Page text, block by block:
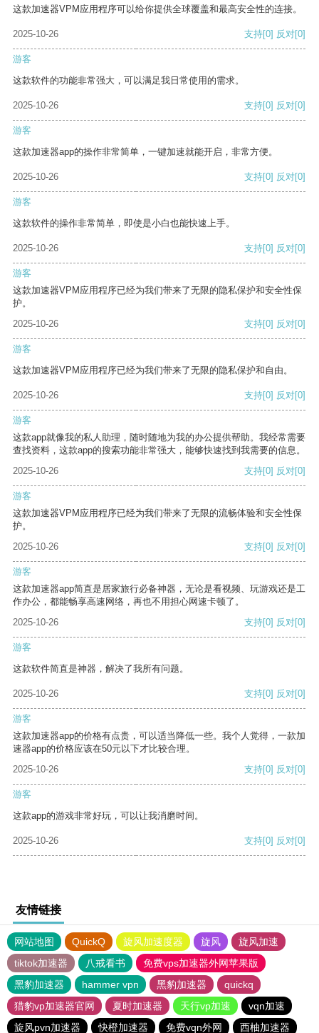
这款加速器VPM应用程序可以给你提供全球覆盖和最高安全性的连接。
2025-10-26 支持[0] 反对[0]
游客
这款软件的功能非常强大，可以满足我日常使用的需求。
2025-10-26 支持[0] 反对[0]
游客
这款加速器app的操作非常简单，一键加速就能开启，非常方便。
2025-10-26 支持[0] 反对[0]
游客
这款软件的操作非常简单，即使是小白也能快速上手。
2025-10-26 支持[0] 反对[0]
游客
这款加速器VPM应用程序已经为我们带来了无限的隐私保护和安全性保
护。
2025-10-26
支持[0] 反对[0]
游客
这款加速器VPM应用程序已经为我们带来了无限的隐私保护和自由。
2025-10-26 支持[0] 反对[0]
游客
这款app就像我的私人助理，随时随地为我的办公提供帮助。我经常需要
查找资料，这款app的搜索功能非常强大，能够快速找到我需要的信息。
2025-10-26
支持[0] 反对[0]
游客
这款加速器VPM应用程序已经为我们带来了无限的流畅体验和安全性保
护。
2025-10-26
支持[0] 反对[0]
游客
这款加速器app简直是居家旅行必备神器，无论是看视频、玩游戏还是工
作办公，都能畅享高速网络，再也不用担心网速卡顿了。
2025-10-26
支持[0] 反对[0]
游客
这款软件简直是神器，解决了我所有问题。
2025-10-26 支持[0] 反对[0]
游客
这款加速器app的价格有点贵，可以适当降低一些。我个人觉得，一款加
速器app的价格应该在50元以下才比较合理。
2025-10-26
支持[0] 反对[0]
游客
这款app的游戏非常好玩，可以让我消磨时间。
2025-10-26 支持[0] 反对[0]
友情链接
网站地图 QuickQ 旋风加速度器 旋风
旋风加速
tiktok加速器
八戒看书
免费vps加速器外网苹果版
黑豹加速器
hammer vpn 黑豹加速器
quickq
猎豹vp加速器官网
夏时加速器 天行vp加速
vqn加速
旋风pvn加速器
快橙加速器 免费vqn外网 西柚加速器